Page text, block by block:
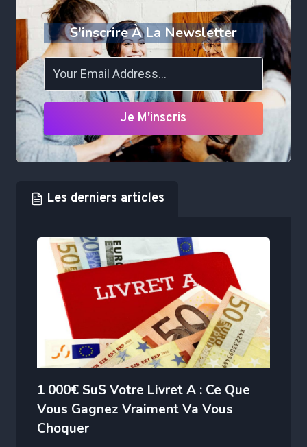
S'inscrire À La Newsletter
Je M'inscris
Les derniers articles
1 000€ SuS Votre Livret A : Ce Que
Vous Gagnez Vraiment Va Vous
Choquer